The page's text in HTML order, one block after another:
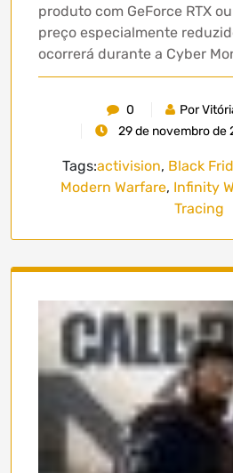
produto com GeForce RTX
preço especialmente
ocorrerá durante a Cyber
0
Por
29 de novembro de
Tags:activision, Black
Modern Warfare, Infinity
Tracing